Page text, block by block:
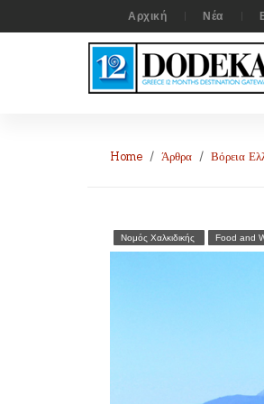
Αρχική Νέα
Home Άρθρα Βόρεια
Νομός Χαλκιδικής Food and